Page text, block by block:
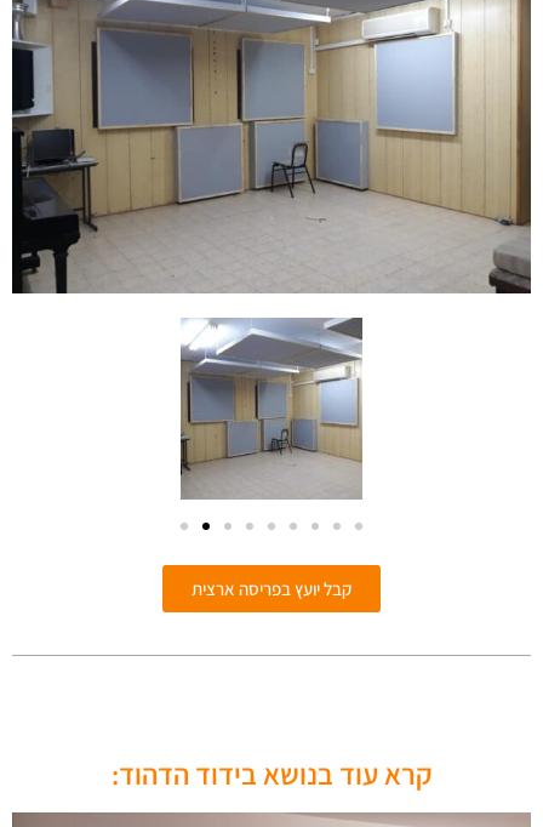
קבל יועץ בפריסה ארצית
קרא עוד בנושא בידוד הדהוד: